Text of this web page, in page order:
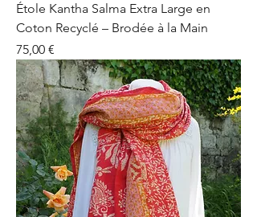
Étole Kantha Salma Extra Large en
Coton Recyclé – Brodée à la Main
Prix
75,00 €